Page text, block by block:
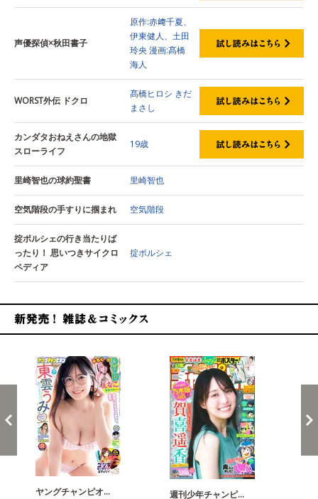
声優探偵×秋田書子
原作:赤﨑千夏、
伊東健人、土田
玲央 漫画:髙橋
海人
WORST外伝 ドクロ
髙橋ヒロシ きだ
まさし
カンダタおねえさんの地獄
スローライフ
19歳
里崎智也の球約聖書 里崎智也
空気階段の手すりに掴まれ 空気階段
掟ポルシェの行き当たりば
ったり！ 思いつきサイクロ
ペディア
掟ポルシェ
ヤングチャンピオ… 週刊少年チャンピ…